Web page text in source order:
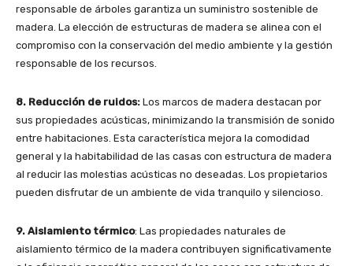
responsable de árboles garantiza un suministro sostenible de
madera. La elección de estructuras de madera se alinea con el
compromiso con la conservación del medio ambiente y la gestión
responsable de los recursos.
8. Reducción de ruidos: Los marcos de madera destacan por
sus propiedades acústicas, minimizando la transmisión de sonido
entre habitaciones. Esta característica mejora la comodidad
general y la habitabilidad de las casas con estructura de madera
al reducir las molestias acústicas no deseadas. Los propietarios
pueden disfrutar de un ambiente de vida tranquilo y silencioso.
9. Aislamiento térmico: Las propiedades naturales de
aislamiento térmico de la madera contribuyen significativamente